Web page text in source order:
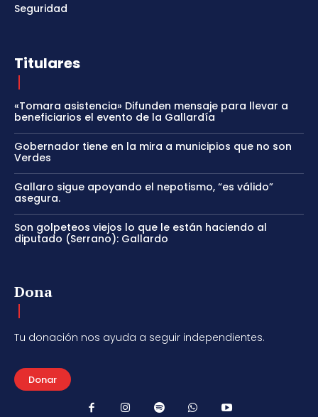
Seguridad
Titulares
«Tomara asistencia» Difunden mensaje para llevar a
beneficiarios el evento de la Gallardía
Gobernador tiene en la mira a municipios que no son
Verdes
Gallaro sigue apoyando el nepotismo, “es válido”
asegura.
Son golpeteos viejos lo que le están haciendo al
diputado (Serrano): Gallardo
Dona
Tu donación nos ayuda a seguir independientes.
Donar